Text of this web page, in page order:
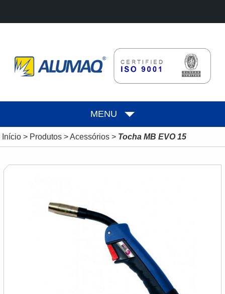
MENU
Início> Produtos>Acessórios> Tocha MB EVO 15